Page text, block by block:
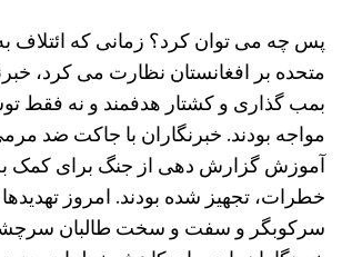
پس چه می توان کرد؟ زمانی که ائتلاف
متحده بر افغانستان نظارت می کرد،
بمب گذاری و کشتار هدفمند و نه فقط
مواجه بودند. خبرنگاران با جاکت ضد
آموزش گزارش دهی از جنگ برای کمک
خطرات، تجهیز شده بودند. امروز
سرکوبگر و سفت و سخت طالبان